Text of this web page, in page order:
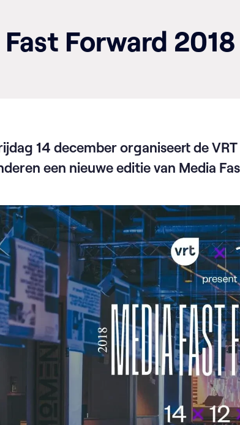
Forward 2018
14 december organiseert de
een nieuwe editie van Media